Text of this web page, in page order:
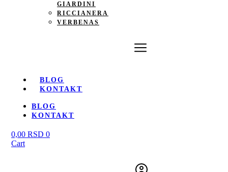
GIARDINI
RICCIANERA
VERBENAS
BLOG
KONTAKT
BLOG
KONTAKT
0,00 RSD 0
Cart